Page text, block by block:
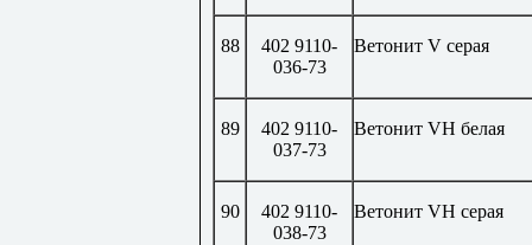
88
402 9110-
036-73
Ветонит V серая
89
402 9110-
037-73
Ветонит VH белая
90
402 9110-
038-73
Ветонит VH серая